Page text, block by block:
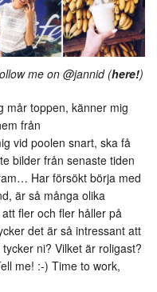
me on @jannid (here!)
mår toppen, känner mig
från
vid poolen snart, ska få
bilder från senaste tiden
Har försökt börja med
är så många olika
fler och fler håller på
det är så intressant att
ni? Vilket är roligast?
me! :-) Time to work,